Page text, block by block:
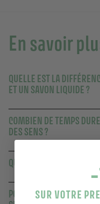
En savoir
QUELLE EST LA
ET UN SAVON LIQUIDE ?
COMBIEN DE TEMPS
DES SENS ?
QUELS PARFUMS
POURQUOI CHOISIR UN
SUR VOTRE